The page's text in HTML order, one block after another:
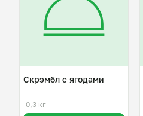
Скрэмбл с ягодами
0,3 кг